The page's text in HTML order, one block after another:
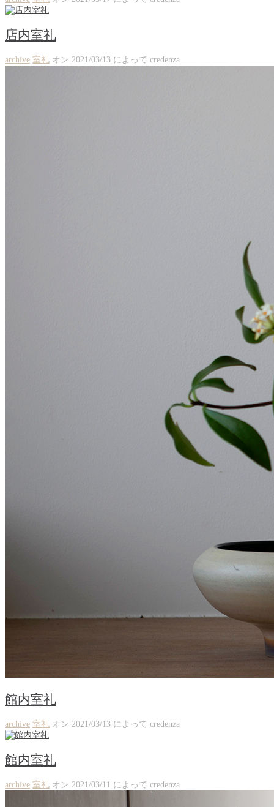
店内室礼
archive 室礼 オン 2021/03/13 によって credenza
館内室礼
archive 室礼 オン 2021/03/13 によって credenza
館内室礼
archive 室礼 オン 2021/03/11 によって credenza